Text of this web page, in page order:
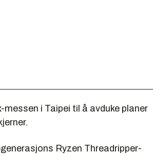
i Taipei til å avduke planer
Ryzen Threadripper-